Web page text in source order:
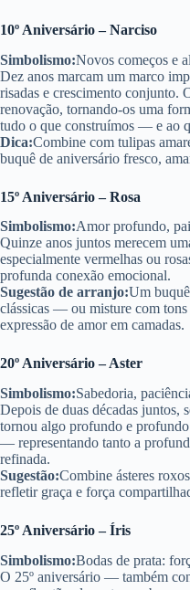
10º Aniversário – Narciso
Simbolismo:Novos começos e
Dez anos marcam um marco
risadas e crescimento conjunto.
renovação, tornando-os uma
tudo o que construímos — e ao
Dica:Combine com tulipas
buquê de aniversário fresco,
15º Aniversário – Rosa
Simbolismo:Amor profundo,
Quinze anos juntos merecem
especialmente vermelhas ou
profunda conexão emocional.
Sugestão de arranjo:Um
clássicas — ou misture com
expressão de amor em camadas.
20º Aniversário – Aster
Simbolismo:Sabedoria,
Depois de duas décadas juntos,
tornou algo profundo e
— representando tanto a
refinada.
Sugestão:Combine ásteres
refletir graça e força
25º Aniversário – Íris
Simbolismo:Bodas de prata:
O 25º aniversário — também